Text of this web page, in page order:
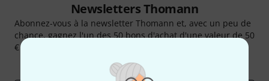
Newsletters Thomann
Abonnez-vous à la newsletter Thomann et, avec un peu de
chance, gagnez l'un des 50 bons d'achat d'une valeur de 50
€ chacun!
Articles inspirants
Deals